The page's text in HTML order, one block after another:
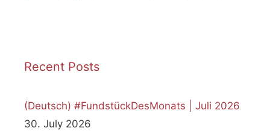
Recent Posts
(Deutsch) #FundstückDesMonats | Juli 2026
30. July 2026